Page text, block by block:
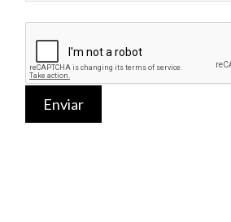
Enviar